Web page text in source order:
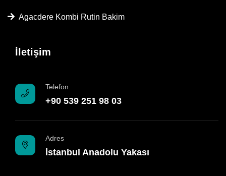
Agacdere Kombi Rutin Bakim
İletişim
Telefon
+90 539 251 98 03
Adres
İstanbul Anadolu Yakası